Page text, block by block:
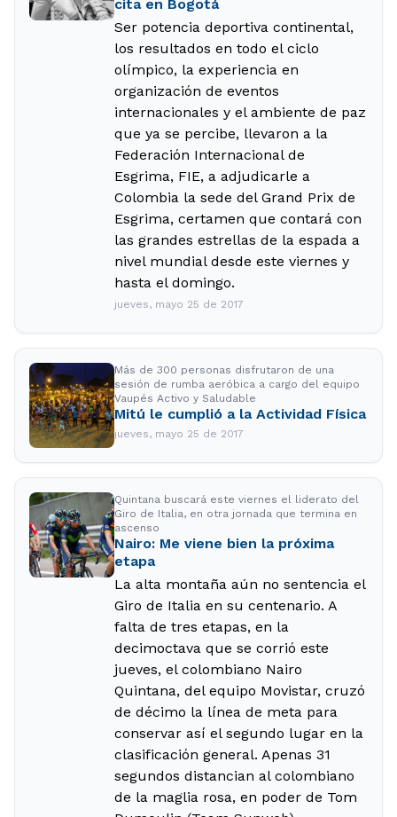
cita en Bogotá
Ser potencia deportiva continental,
los resultados en todo el ciclo
olímpico, la experiencia en
organización de eventos
internacionales y el ambiente de paz
que ya se percibe, llevaron a la
Federación Internacional de
Esgrima, FIE, a adjudicarle a
Colombia la sede del Grand Prix de
Esgrima, certamen que contará con
las grandes estrellas de la espada a
nivel mundial desde este viernes y
hasta el domingo.
jueves, mayo 25 de 2017
Más de 300 personas disfrutaron de una
sesión de rumba aeróbica a cargo del equipo
Vaupés Activo y Saludable
Mitú le cumplió a la Actividad Física
jueves, mayo 25 de 2017
Quintana buscará este viernes el liderato del
Giro de Italia, en otra jornada que termina en
ascenso
Nairo: Me viene bien la próxima
etapa
La alta montaña aún no sentencia el
Giro de Italia en su centenario. A
falta de tres etapas, en la
decimoctava que se corrió este
jueves, el colombiano Nairo
Quintana, del equipo Movistar, cruzó
de décimo la línea de meta para
conservar así el segundo lugar en la
clasificación general. Apenas 31
segundos distancian al colombiano
de la maglia rosa, en poder de Tom